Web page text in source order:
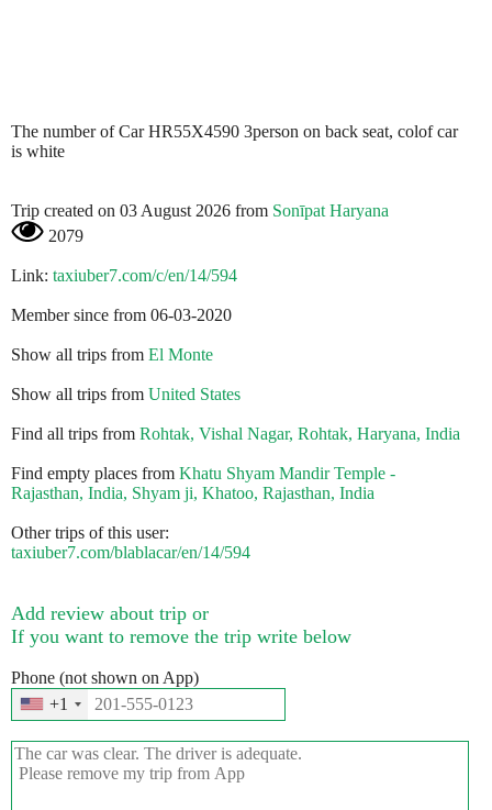
The number of Car HR55X4590 3person on back seat, colof car
is white
Trip created on 03 August 2026 from Sonīpat Haryana
2079
Link: taxiuber7.com/c/en/14/594
Member since from 06-03-2020
Show all trips from El Monte
Show all trips from United States
Find all trips from Rohtak, Vishal Nagar, Rohtak, Haryana, India
Find empty places from Khatu Shyam Mandir Temple -
Rajasthan, India, Shyam ji, Khatoo, Rajasthan, India
Other trips of this user:
taxiuber7.com/blablacar/en/14/594
Add review about trip or
If you want to remove the trip write below
Phone (not shown on App)
+1